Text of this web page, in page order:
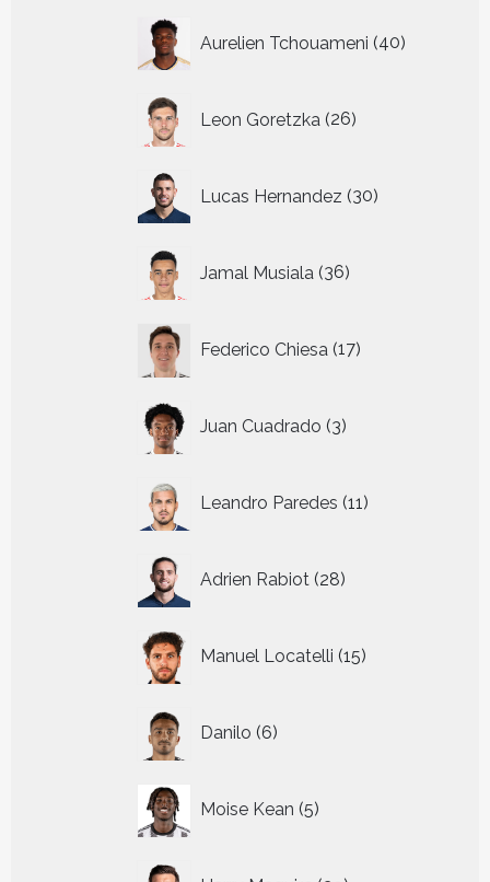
Aurelien Tchouameni 40
producten
Leon Goretzka 26
producten
Lucas Hernandez 30
producten
Jamal Musiala 36
producten
Federico Chiesa 17
producten
Juan Cuadrado 3
producten
Leandro Paredes 11
producten
Adrien Rabiot 28
producten
Manuel Locatelli 15
producten
Danilo 6
producten
Moise Kean 5
producten